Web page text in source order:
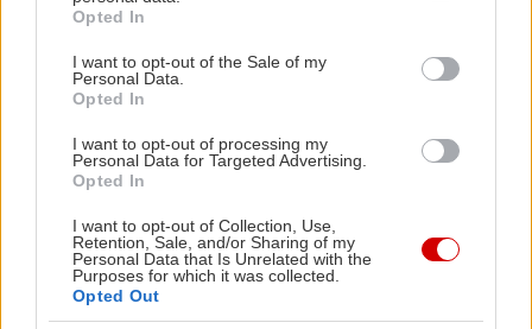
grant or deny consent to Google and its third-party tags to
use your data for below specified purposes in below Google
consent section.
Opted In
I want to opt-out of the Sale of my
Personal Data.
Opted In
I want to opt-out of processing my
Personal Data for Targeted Advertising.
Opted In
I want to opt-out of Collection, Use,
Retention, Sale, and/or Sharing of my
Personal Data that Is Unrelated with the
Purposes for which it was collected.
Opted Out
Ο ποιητής μετατρέπει μια γυναίκα αιχμάλωτη
κριό. Την κάνει έναν παγκόσμιο και αδυσώπητο
καθρέφτη του παραλογισμού της πολιτικής και του
πολέμου, από τις συνέπειες του οποίου υποφέρουν
άντρες, γυναίκες αλλά κυρίως τα αθώα παιδιά και
σάπιο, άρρωστο μέλλον.
Στο έργο του οι άντρες εμφανίζονται σακατεμένοι,